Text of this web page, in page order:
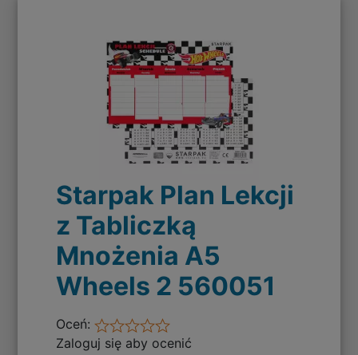
Starpak Plan Lekcji
z Tabliczką
Mnożenia A5
Wheels 2 560051
Oceń:
Zaloguj się aby ocenić